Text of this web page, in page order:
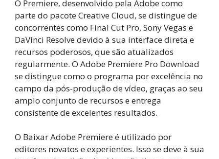
O Premiere, desenvolvido pela Adobe como
parte do pacote Creative Cloud, se distingue de
concorrentes como Final Cut Pro, Sony Vegas e
DaVinci Resolve devido à sua interface direta e
recursos poderosos, que são atualizados
regularmente. O Adobe Premiere Pro Download
se distingue como o programa por excelência no
campo da pós-produção de vídeo, graças ao seu
amplo conjunto de recursos e entrega
consistente de excelentes resultados.
O Baixar Adobe Premiere é utilizado por
editores novatos e experientes. Isso se deve à sua